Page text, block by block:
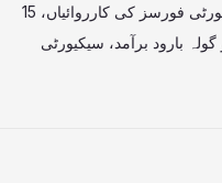
آپریشن ردالفتنہ 3، بلوچستان میں سیکیورٹی فورسز کی کارروائیاں، 15
بارود برآمد، سیکیورٹی